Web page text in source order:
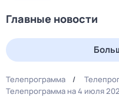
Главные новости
Телепрограмма
Телепрограмма на 4 июля